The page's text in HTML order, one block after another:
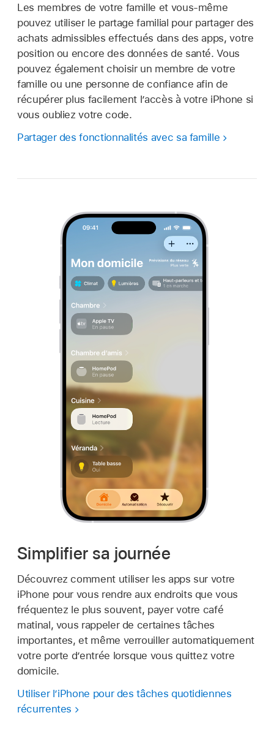
Les membres de votre famille et vous-même
pouvez utiliser le partage familial pour partager des
achats admissibles effectués dans des apps, votre
position ou encore des données de santé. Vous
pouvez également choisir un membre de votre
famille ou une personne de confiance afin de
récupérer plus facilement l’accès à votre iPhone si
vous oubliez votre code.
Partager des fonctionnalités avec sa famille
Simplifier sa journée
Découvrez comment utiliser les apps sur votre
iPhone pour vous rendre aux endroits que vous
fréquentez le plus souvent, payer votre café
matinal, vous rappeler de certaines tâches
importantes, et même verrouiller automatiquement
votre porte d’entrée lorsque vous quittez votre
domicile.
Utiliser l’iPhone pour des tâches quotidiennes
récurrentes